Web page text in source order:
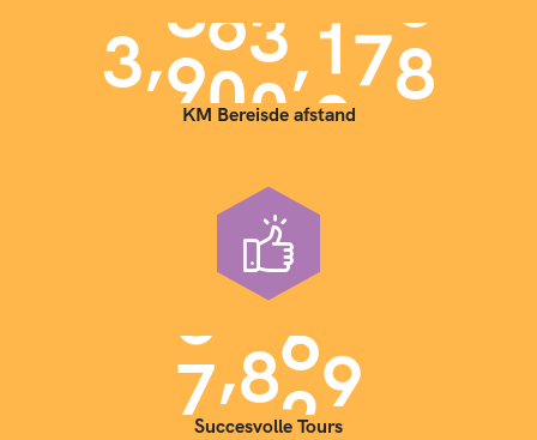
3,900,000
KM Bereisde afstand
7,000
Succesvolle Tours